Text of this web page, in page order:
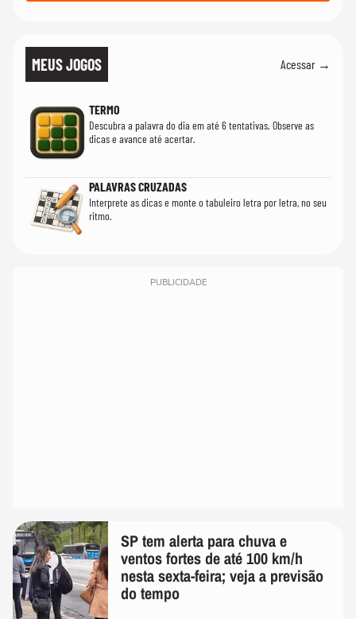
MEUS JOGOS Acessar →
TERMO
Descubra a palavra do dia em até 6 tentativas. Observe as
dicas e avance até acertar.
PALAVRAS CRUZADAS
Interprete as dicas e monte o tabuleiro letra por letra, no seu
ritmo.
PUBLICIDADE
SP tem alerta para chuva e
ventos fortes de até 100 km/h
nesta sexta-feira; veja a previsão
do tempo